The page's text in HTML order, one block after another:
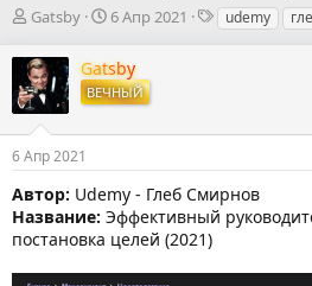
А
т
о
р
м
ы
Gatsby
Д
т
а
н
а
л
а
6 Апр 2021
Тudemy
Gatsby
ВЕЧНЫЙ
6 Апр 2021
Автор: Udemy - Глеб Смирнов
Название: Эффективный
постановка целей (2021)